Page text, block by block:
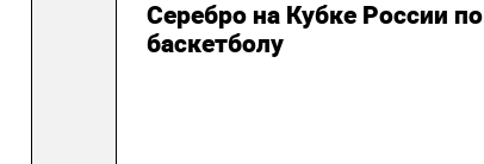
Серебро на Кубке России по
баскетболу